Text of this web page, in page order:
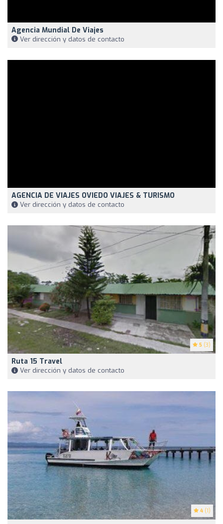
Agencia Mundial De Viajes
Ver dirección y datos de contacto
AGENCIA DE VIAJES OVIEDO VIAJES & TURISMO
Ver dirección y datos de contacto
5 (3)
Ruta 15 Travel
Ver dirección y datos de contacto
4 (1)